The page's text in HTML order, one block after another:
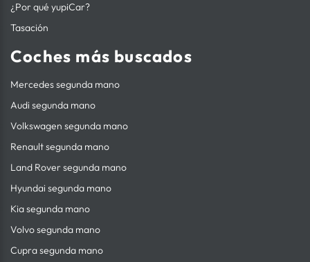
¿Por qué yupiCar?
Tasación
Coches más buscados
Mercedes segunda mano
Audi segunda mano
Volkswagen segunda mano
Renault segunda mano
Land Rover segunda mano
Hyundai segunda mano
Kia segunda mano
Volvo segunda mano
Cupra segunda mano